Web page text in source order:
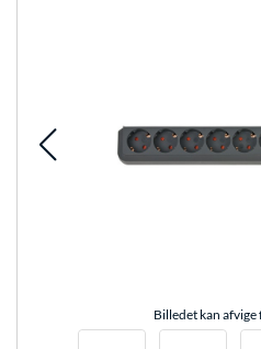
Billedet kan